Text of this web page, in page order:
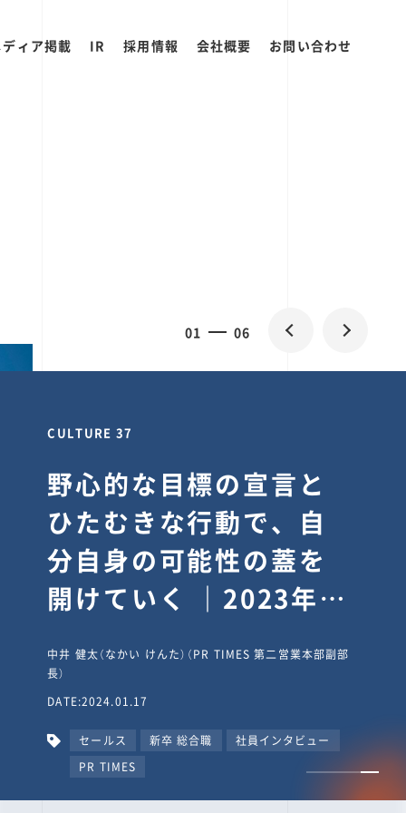
ィア掲載 IR 採用情報 会社概要 お問い合わせ
0 06
CULTURE 30
逆境では自分のスタン
スを変え“予想を裏切
り、期待を超える”【真
輔塾・前編】
山田真輔（やまだ しんすけ）（執行役員 兼 Jooto事業部
長）
DATE:2023.09.08
カルチャー CxO キャリア入社 Jooto